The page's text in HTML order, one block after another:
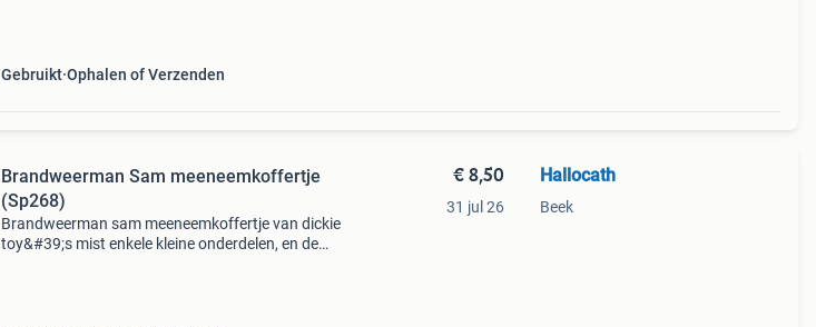
Gebruikt Ophalen of Verzenden
Brandweerman Sam meeneemkoffertje
(Sp268)
Brandweerman sam meeneemkoffertje van dickie
toy&#39;s mist enkele kleine onderdelen, en de
€ 8,50
31 jul 26
Hallocath
Beek